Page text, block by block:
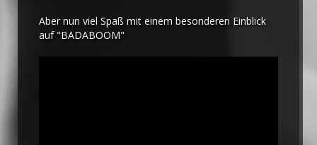
Aber nun viel Spaß mit einem besonderen Einblick
auf "BADABOOM"